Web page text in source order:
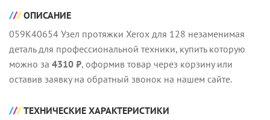
ОПИСАНИЕ
059K40654 Узел протяжки Xerox для 128 незаменимая
деталь для профессиональной техники, купить которую
можно за 4310 ₽, оформив товар через корзину или
оставив заявку на обратный звонок на нашем сайте.
ТЕХНИЧЕСКИЕ ХАРАКТЕРИСТИКИ